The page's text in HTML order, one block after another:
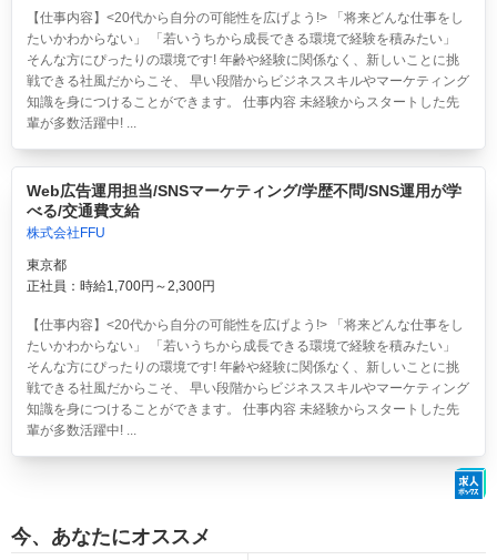
【仕事内容】<20代から自分の可能性を広げよう!> 「将来どんな仕事をし
たいかわからない」 「若いうちから成長できる環境で経験を積みたい」
そんな方にぴったりの環境です! 年齢や経験に関係なく、新しいことに挑
戦できる社風だからこそ、 早い段階からビジネススキルやマーケティング
知識を身につけることができます。 仕事内容 未経験からスタートした先
輩が多数活躍中! ...
Web広告運用担当/SNSマーケティング/学歴不問/SNS運用が学
べる/交通費支給
株式会社FFU
東京都
正社員：時給1,700円～2,300円
【仕事内容】<20代から自分の可能性を広げよう!> 「将来どんな仕事をし
たいかわからない」 「若いうちから成長できる環境で経験を積みたい」
そんな方にぴったりの環境です! 年齢や経験に関係なく、新しいことに挑
戦できる社風だからこそ、 早い段階からビジネススキルやマーケティング
知識を身につけることができます。 仕事内容 未経験からスタートした先
輩が多数活躍中! ...
今、あなたにオススメ